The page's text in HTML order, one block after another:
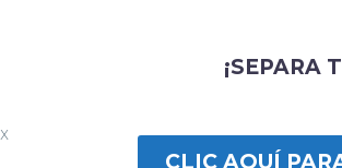
¡SEPARA
CLIC AQUÍ